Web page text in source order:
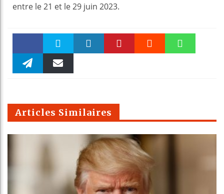
entre le 21 et le 29 juin 2023.
Faceboo Twitter
m
Articles Similaires